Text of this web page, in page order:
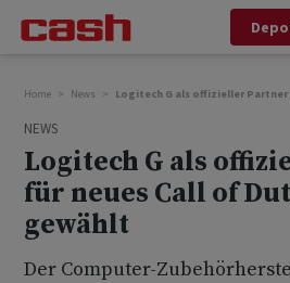
Home News Logitech G als offizieller Partner
NEWS
Logitech G als
für neues Call of
gewählt
Der Computer-